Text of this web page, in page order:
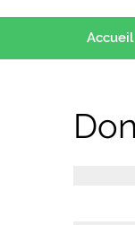
Accueil